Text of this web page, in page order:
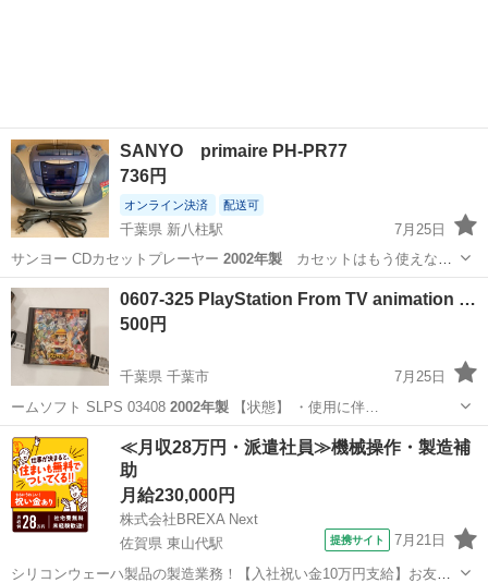
SANYO primaire PH-PR77
736円
オンライン決済 配送可
千葉県 新八柱駅
7月25日
サンヨー CDカセットプレーヤー 2002年製カセットはもう使えなく
なり、最近…
千葉 松戸市 新八柱駅 オーディオ カセット
0607-325 PlayStation From TV animation …
500円
千葉県 千葉市
7月25日
ームソフト SLPS 03408 2002年製 【状態】 ・使用に伴…
千葉 千葉市 テレビゲーム リユース
≪月収28万円・派遣社員≫機械操作・製造補
助
月給230,000円
株式会社BREXA Next
佐賀県 東山代駅
提携サイト 7月21日
シリコンウェーハ製品の製造業務！【入社祝い金10万円支給】お友達